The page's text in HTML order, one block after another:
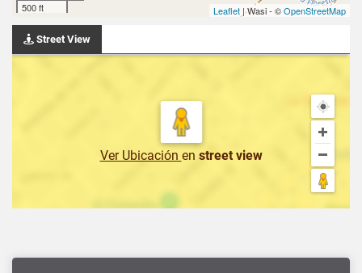
500 ft
Leaflet | Wasi - ©OpenStreetMap
Street View
Ver Ubicación en street view